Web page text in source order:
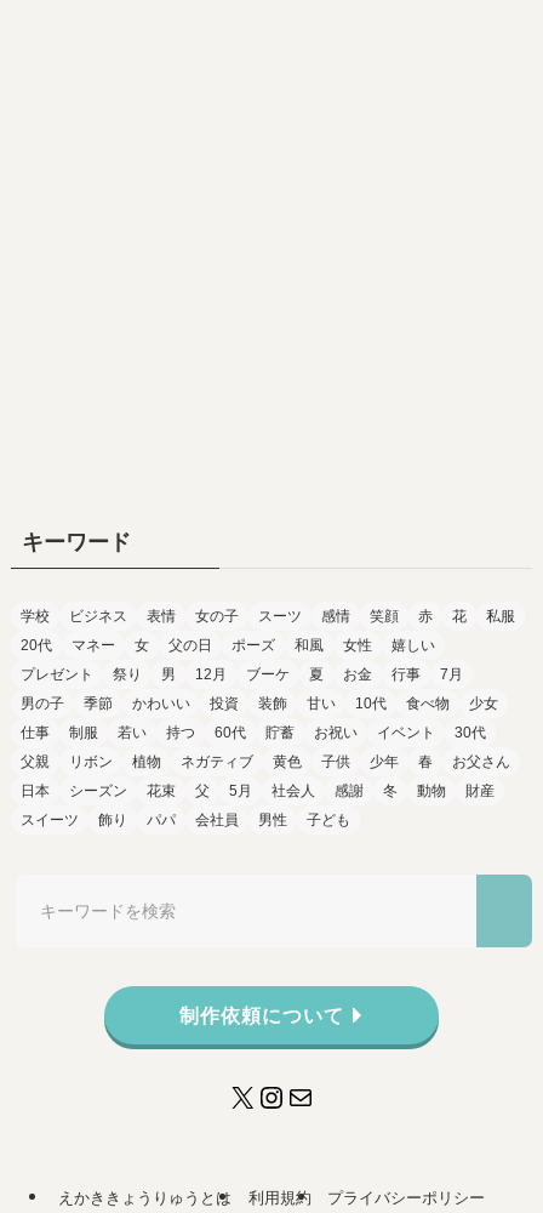
キーワード
学校 ビジネス 表情 女の子 スーツ 感情 笑顔 赤 花
私服
20代
マネー 女 父の日 ポーズ 和風 女性
嬉しい
プレゼント
祭り 男 12月 ブーケ 夏 お金 行事
7月
男の子
季節 かわいい 投資 装飾 甘い 10代 食べ物
少女
仕事
制服 若い 持つ 60代 貯蓄 お祝い イベント
30代
父親
リボン 植物 ネガティブ 黄色 子供 少年 春
お父さん
日本
シーズン 花束 父 5月 社会人 感謝 冬 動物
財産
スイーツ
飾り パパ 会社員 男性 子ども
制作依頼について
X Instagram
メール
えかききょうりゅうとは 利用規約 プライバシーポリシー